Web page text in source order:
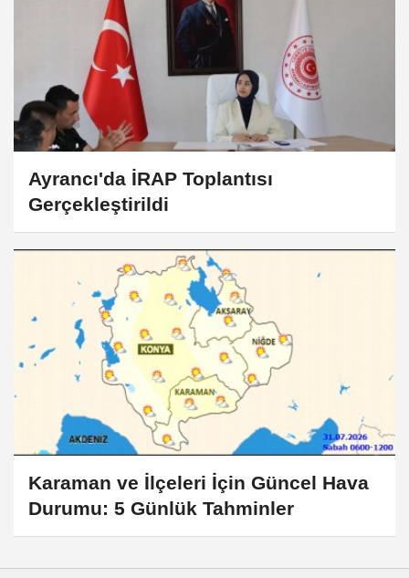
Ayrancı'da İRAP Toplantısı
Gerçekleştirildi
Karaman ve İlçeleri İçin Güncel Hava
Durumu: 5 Günlük Tahminler